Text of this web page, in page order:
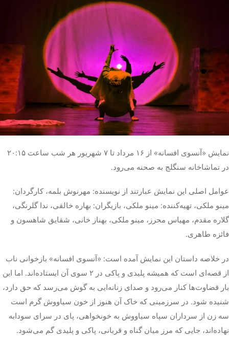
نمایش «آنسوی افسانه» از ۱۶ مرداد تا ۷ شهریور هر شب ساعت ۲۰:۱۵
در تماشاخانه سنگلج به صحنه می‌رود.
عوامل اصلی این نمایش عبارتند از نویسنده: مهرنوش بلمه، کارگردان:
مینو ملکی، تهیه‌کننده: مینو ملکی، بازیگران: بهاره خالقی، ندا گلرنگی،
گلاره مقدم، مهیاس محرز، مینو ملکی، بهناز خانی، شقایق شاهسون و
فائزه طاهری.
در خلاصه داستان این نمایش آمده است: «آنسوی افسانه» بازخوانی ناب
از قصه‌ای است که همیشه پلیدی و پاکی در ۲ سوی آن ایستاده‌اند. اما این
بار قضاوت‌ها کنار می‌رود و صدای زنانه‌ایی به گوش می‌رسد که حق دارد،
شنیده شود. در سرزمینی که خاک آن هنوز از خون سیاووش گرم است
سه زن از سرداران سپاه سیاووش به خونخواهی، پای در سرای سودابه
نهاده‌اند، جایی که مرز میان گناه و قربانی، پاکی و پلیدی گم می‌شود.